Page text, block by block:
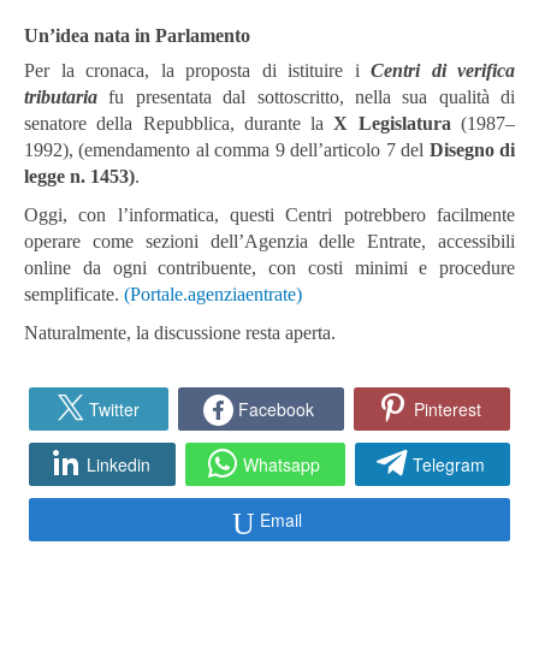
Un’idea nata in Parlamento
Per la cronaca, la proposta di istituire i Centri di verifica
tributaria fu presentata dal sottoscritto, nella sua qualità di
senatore della Repubblica, durante laX Legislatura(1987–
1992), (emendamento al comma 9 dell’articolo 7 del Disegno di
legge n. 1453).
Oggi, con l’informatica, questi Centri potrebbero facilmente
operare come sezioni dell’Agenzia delle Entrate, accessibili
online da ogni contribuente, con costi minimi e procedure
semplificate. (Portale.agenziaentrate)
Naturalmente, la discussione resta aperta.
Twitter Facebook Pinterest
Linkedin Whatsapp Telegram
Email